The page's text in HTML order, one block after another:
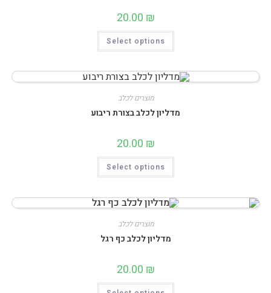
20.00 ₪
Select options
למוצר
יש
סוגים.
ניתן
לבחור
בעמוד
המוצר
מוצרים לכלב
מדליון לכלב בצורת ריבוע
20.00 ₪
Select options
למוצר
יש
ניתן
לבחור
מוצרים לכלב
מדליון לכלב כף רגל
20.00 ₪
למוצר